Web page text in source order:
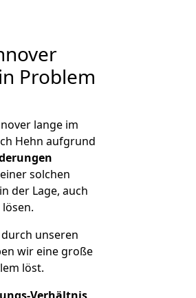
Problem
lange im
Hehn aufgrund
solchen
der Lage, auch
unseren
wir eine große
löst.